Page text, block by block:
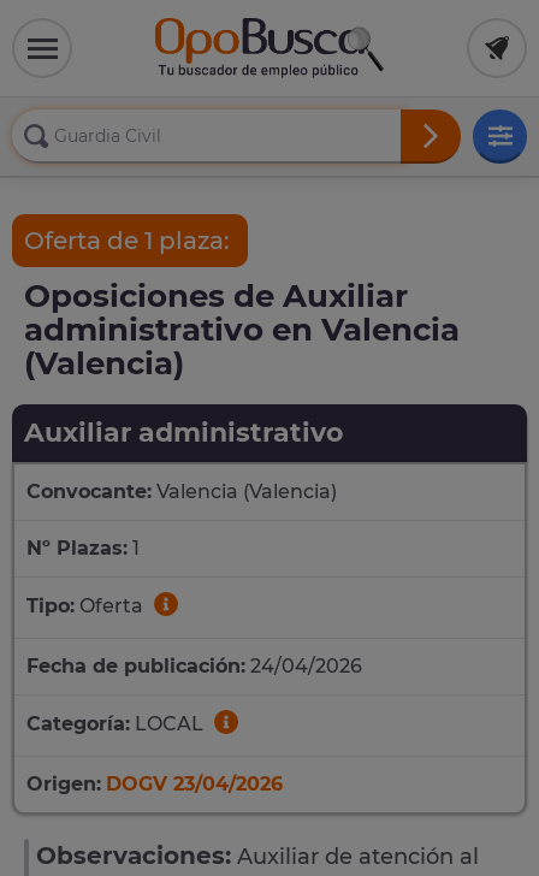
Oferta de 1 plaza:
Oposiciones de Auxiliar
administrativo en Valencia
(Valencia)
Auxiliar administrativo
Convocante: Valencia (Valencia)
Nº Plazas: 1
Tipo: Oferta
Fecha de publicación: 24/04/2026
Categoría: LOCAL
Origen: DOGV 23/04/2026
Observaciones: Auxiliar de atención al